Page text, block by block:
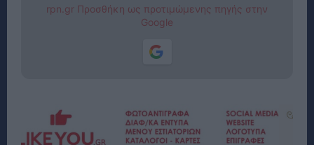
rpn.gr Προσθήκη ως προτιμώμενης πηγής στην
Google